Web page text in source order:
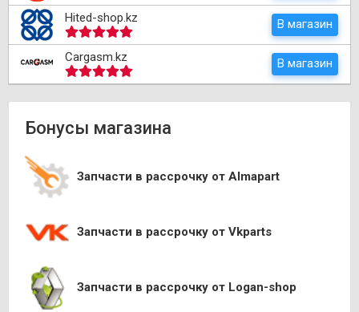
Hited-shop.kz В магазин
Cargasm.kz В магазин
Бонусы магазина
Запчасти в рассрочку от Almapart
Запчасти в рассрочку от Vkparts
Запчасти в рассрочку от Logan-shop